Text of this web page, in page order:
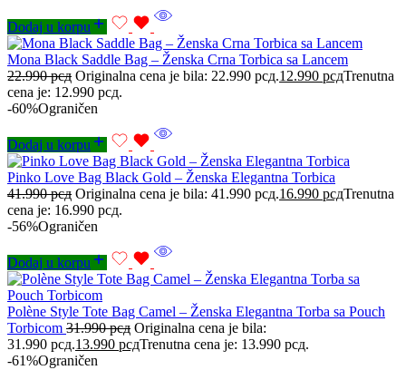
Dodaj u korpu
Mona Black Saddle Bag – Ženska Crna Torbica sa Lancem
22.990рсд Originalna cena je bila: 22.990 рсд.12.990 рсдTrenutna
cena je: 12.990 рсд.
-60%Ograničen
Dodaj u korpu
Pinko Love Bag Black Gold – Ženska Elegantna Torbica
41.990рсд Originalna cena je bila: 41.990 рсд.16.990 рсдTrenutna
cena je: 16.990 рсд.
-56%Ograničen
Dodaj u korpu
Polène Style Tote Bag Camel – Ženska Elegantna Torba sa Pouch
Torbicom 31.990рсд Originalna cena je bila:
31.990 рсд.13.990 рсдTrenutna cena je: 13.990 рсд.
-61%Ograničen